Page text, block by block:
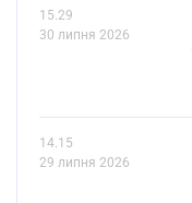
15.29
30 липня 2026
14.15
29 липня 2026